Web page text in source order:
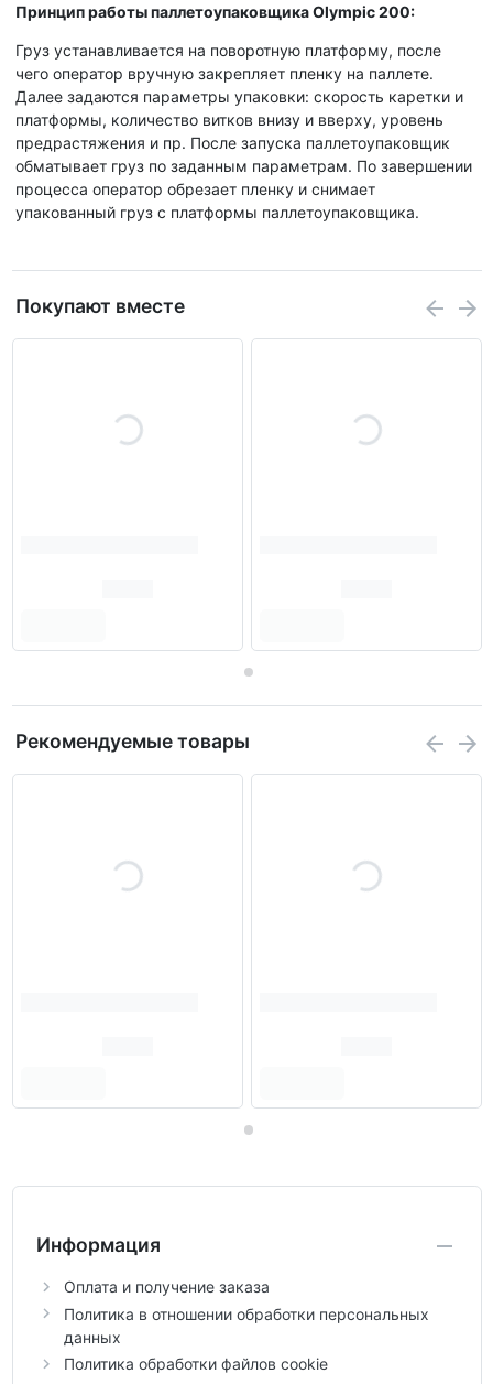
Принцип работы паллетоупаковщика Olympic 200:
Груз устанавливается на поворотную платформу, после
чего оператор вручную закрепляет пленку на паллете.
Далее задаются параметры упаковки: скорость каретки и
платформы, количество витков внизу и вверху, уровень
предрастяжения и пр. После запуска паллетоупаковщик
обматывает груз по заданным параметрам. По завершении
процесса оператор обрезает пленку и снимает
упакованный груз с платформы паллетоупаковщика.
Покупают вместе
Рекомендуемые товары
Информация
Оплата и получение заказа
Политика в отношении обработки персональных
данных
Политика обработки файлов cookie